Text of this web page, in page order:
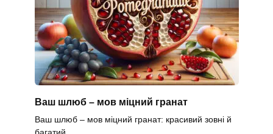
Ваш шлюб – мов міцний гранат
Ваш шлюб – мов міцний гранат: красивий зовні й